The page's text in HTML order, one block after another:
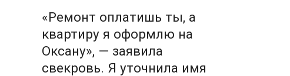
«Ремонт оплатишь ты, а
квартиру я оформлю на
Оксану», — заявила
свекровь. Я уточнила имя